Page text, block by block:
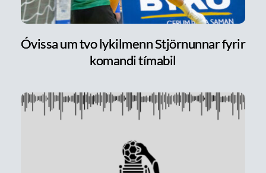
Óvissa um tvo lykilmenn Stjörnunnar fyrir
komandi tímabil